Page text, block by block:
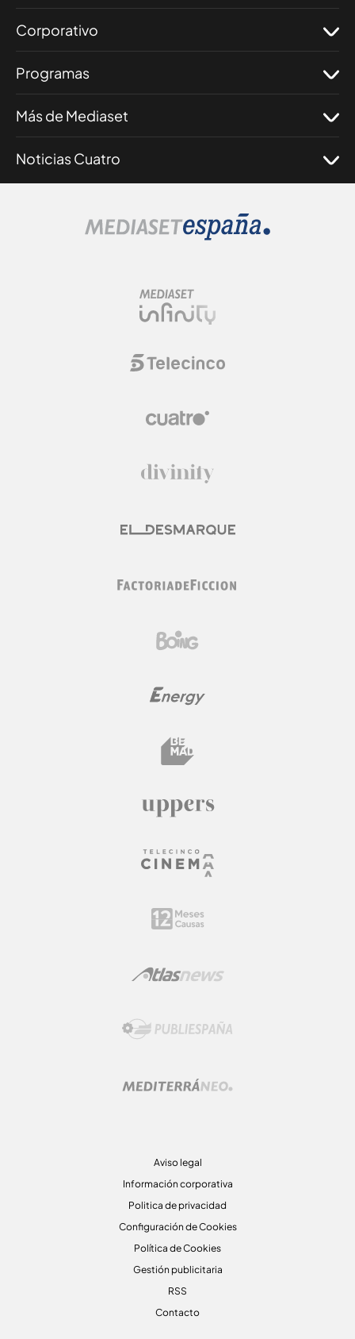
Corporativo
Programas
Más de Mediaset
Noticias Cuatro
Aviso legal
Información corporativa
Politica de privacidad
Configuración de Cookies
Política de Cookies
Gestión publicitaria
RSS
Contacto